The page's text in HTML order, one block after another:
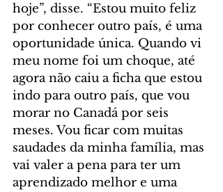
hoje”, disse. “Estou muito feliz
por conhecer outro país, é uma
oportunidade única. Quando vi
meu nome foi um choque, até
agora não caiu a ficha que estou
indo para outro país, que vou
morar no Canadá por seis
meses. Vou ficar com muitas
saudades da minha família, mas
vai valer a pena para ter um
aprendizado melhor e uma